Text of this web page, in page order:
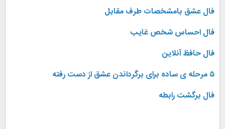
فال عشق بامشخصات طرف مقابل
فال احساس شخص غایب
فال حافظ آنلاین
۵ مرحله ی ساده برای برگرداندن عشق از دست رفته
فال برگشت رابطه